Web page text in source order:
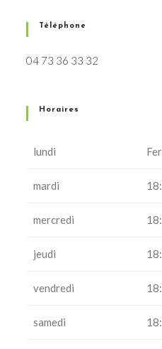
Téléphone
04 73 36 33 32
Horaires
lundi
mardi
mercredi
jeudi
vendredi
samedi